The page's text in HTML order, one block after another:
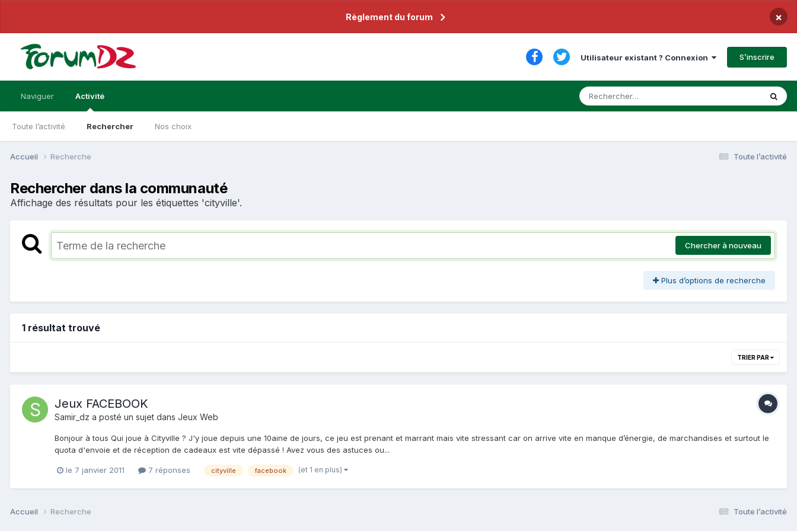
Règlement du forum ×
Utilisateur existant ? Connexion S’inscrire
Naviguer Activité
Toute l’activité Rechercher Nos choix
Toute l’activité
Accueil Recherche
Rechercher dans la communauté
Affichage des résultats pour les étiquettes 'cityville'.
Chercher à nouveau
Plus d’options de recherche
1 résultat trouvé
TRIER PAR
Jeux FACEBOOK
Samir_dz a posté un sujet dans Jeux Web
Bonjour à tous Qui joue à Cityville ? J'y joue depuis une 10aine de jours, ce jeu est prenant et marrant mais vite stressant car on arrive vite en manque d’énergie, de marchandises et surtout le
quota d'envoie et de réception de cadeaux est vite dépassé ! Avez vous des astuces ou...
le 7 janvier 2011 7 réponses cityville facebook (et 1 en plus)
Toute l’activité
Accueil Recherche